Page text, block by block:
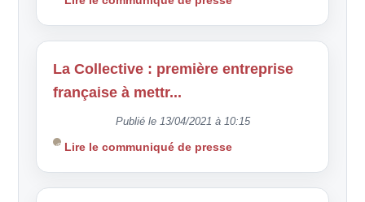
La Collective : première entreprise
française à mettr...
Publié le 13/04/2021 à 10:15
Lire le communiqué de presse